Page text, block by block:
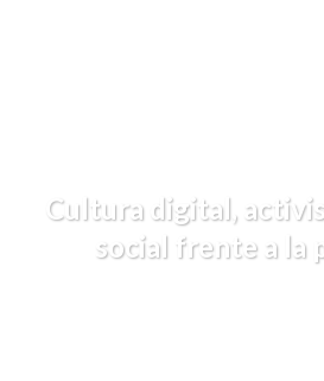
Cultura digital,
social frente a la